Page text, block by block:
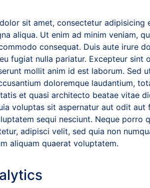
sit amet, consectetur
aliqua. Ut enim ad minim veniam,
consequat. Duis aute irure
fugiat nulla pariatur. Excepteur
mollit anim id est laborum. Sed
doloremque laudantium,
et quasi architecto beatae vitae
voluptas sit aspernatur aut odit
sequi nesciunt. Neque porro
adipisci velit, sed quia non
aliquam quaerat voluptatem.